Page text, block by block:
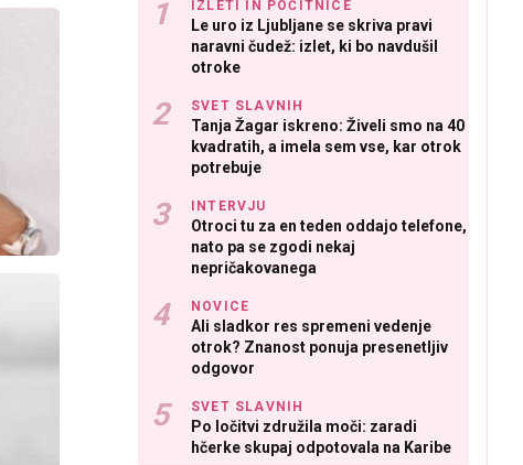
IZLETI IN POČITNICE
Le uro iz Ljubljane se skriva pravi
naravni čudež: izlet, ki bo navdušil
otroke
SVET SLAVNIH
Tanja Žagar iskreno: Živeli smo na 40
kvadratih, a imela sem vse, kar otrok
potrebuje
INTERVJU
Otroci tu za en teden oddajo telefone,
nato pa se zgodi nekaj
nepričakovanega
NOVICE
Ali sladkor res spremeni vedenje
otrok? Znanost ponuja presenetljiv
odgovor
SVET SLAVNIH
Po ločitvi združila moči: zaradi
hčerke skupaj odpotovala na Karibe